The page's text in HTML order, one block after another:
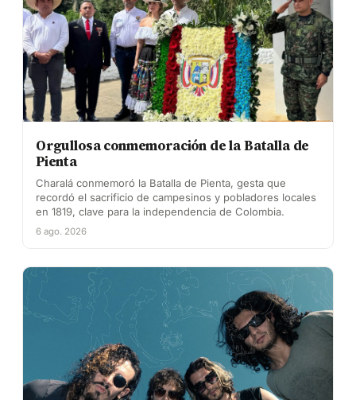
Orgullosa conmemoración de la Batalla de
Pienta
Charalá conmemoró la Batalla de Pienta, gesta que
recordó el sacrificio de campesinos y pobladores locales
en 1819, clave para la independencia de Colombia.
6 ago. 2026